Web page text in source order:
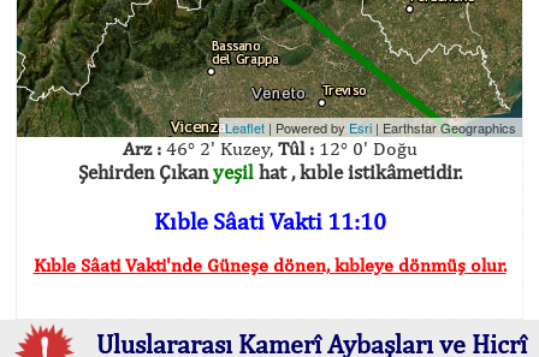
Leaflet | Powered by Esri | Earthstar Geographics
Arz :46° 2' Kuzey, Tûl :12° 0' Doğu
Şehirden Çıkanyeşilhat , kıble istikâmetidir.
Kıble Sâati Vakti 11:10
Kıble Sâati Vakti'nde Güneşe dönen, kıbleye dönmüş olur.
Uluslararası Kamerî Aybaşları ve Hicrî